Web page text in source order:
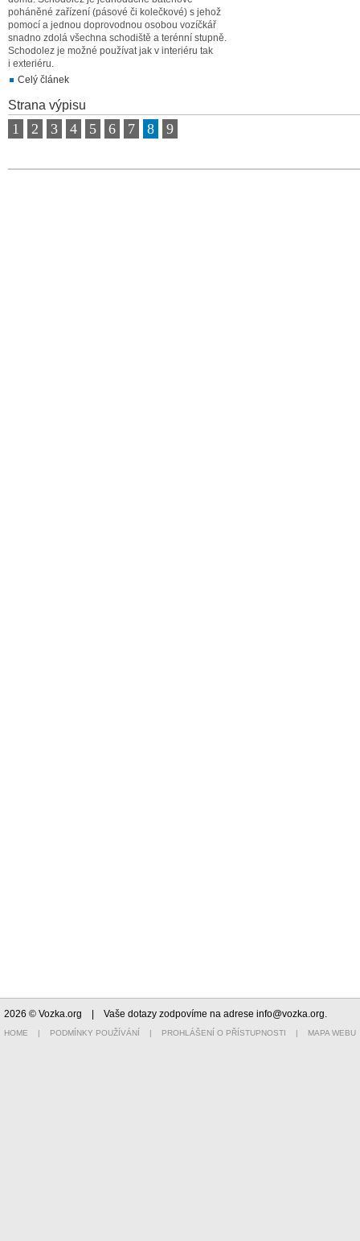
poháněné zařízení (pásové či kolečkové) s jehož
pomocí a jednou doprovodnou osobou vozíčkář
snadno zdolá všechna schodiště a terénní stupně.
Schodolez je možné používat jak v interiéru tak
i exteriéru.
Celý článek
Strana výpisu
1 2 3 4 5 6 7 8 9
2026 © Vozka.org | Vaše dotazy zodpovíme na adrese info@vozka.org.
HOME | PODMÍNKY POUŽÍVÁNÍ | PROHLÁŠENÍ O PŘÍSTUPNOSTI | MAPA WEBU